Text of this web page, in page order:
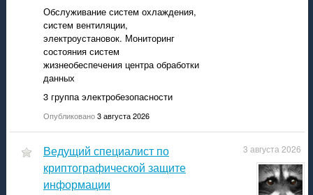
Обслуживание систем охлаждения,
систем вентиляции,
электроустановок. Мониторинг
состояния систем
жизнеобеспечения центра обработки
данных
3 группа электробезопасности
Опубликовано3 августа 2026
Ведущий специалист по
криптографической защите
информации
3 августа 2026